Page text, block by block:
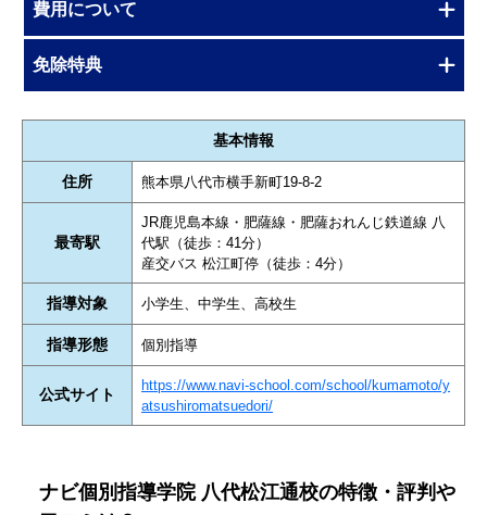
費用について
免除特典
基本情報
住所 熊本県八代市横手新町19-8-2
最寄駅
JR鹿児島本線・肥薩線・肥薩おれんじ鉄道線 八
代駅（徒歩：41分）
産交バス 松江町停（徒歩：4分）
指導対象 小学生、中学生、高校生
指導形態 個別指導
公式サイト
https://www.navi-school.com/school/kumamoto/y
atsushiromatsuedori/
ナビ個別指導学院 八代松江通校の特徴・評判や